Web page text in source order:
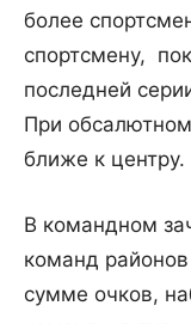
более
спортсмену,
последней
При
ближе к центру.
В командном
команд
сумме очков,